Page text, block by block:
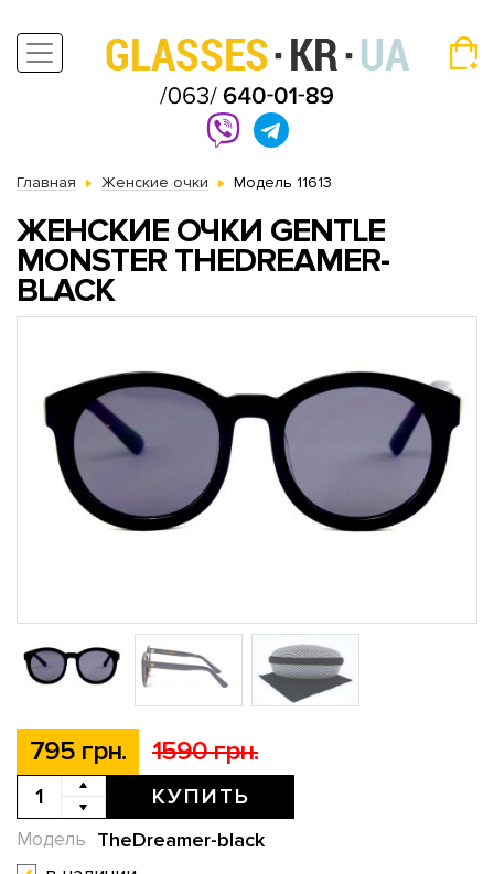
Главная Женские очки Модель 11613
ЖЕНСКИЕ ОЧКИ GENTLE
MONSTER THEDREAMER-
BLACK
795 грн. 1590 грн.
КУПИТЬ
TheDreamer-black
Модель